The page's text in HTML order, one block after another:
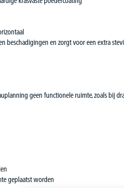
beschadigingen en zorgt voor een extra
geen functionele ruimte, zoals bij
geplaatst worden